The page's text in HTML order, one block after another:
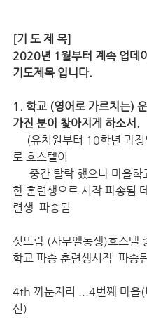
[기 도 제 목]
2020년 1월부터 계속 업데
기도제목 입니다.
1. 학교 (영어로 가르치는)
가진 분이 찾아지게 하소서.
로 호스텔이
한 훈련생으로 시작 파송됨
련생  파송됨
섯뜨람 (사무엘동생)호스텔
학교 파송 훈련생시작  파송
4th 까눈지리 ...4번째 마을(
신)